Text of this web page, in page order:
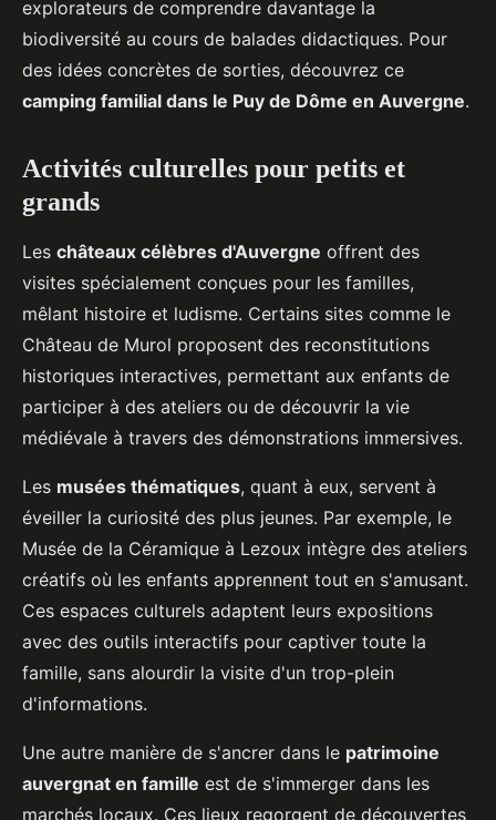
explorateurs de comprendre davantage la
biodiversité au cours de balades didactiques. Pour
des idées concrètes de sorties, découvrez ce
camping familial dans le Puy de Dôme en Auvergne.
Activités culturelles pour petits et
grands
Les châteaux célèbres d'Auvergne offrent des
visites spécialement conçues pour les familles,
mêlant histoire et ludisme. Certains sites comme le
Château de Murol proposent des reconstitutions
historiques interactives, permettant aux enfants de
participer à des ateliers ou de découvrir la vie
médiévale à travers des démonstrations immersives.
Les musées thématiques, quant à eux, servent à
éveiller la curiosité des plus jeunes. Par exemple, le
Musée de la Céramique à Lezoux intègre des ateliers
créatifs où les enfants apprennent tout en s'amusant.
Ces espaces culturels adaptent leurs expositions
avec des outils interactifs pour captiver toute la
famille, sans alourdir la visite d'un trop-plein
d'informations.
Une autre manière de s'ancrer dans le patrimoine
auvergnat en famille est de s'immerger dans les
marchés locaux. Ces lieux regorgent de découvertes